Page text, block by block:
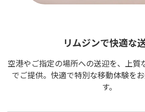
リムジンで快適な
空港やご指定の場所への送迎を、上質
でご提供。快適で特別な移動体験を
す。